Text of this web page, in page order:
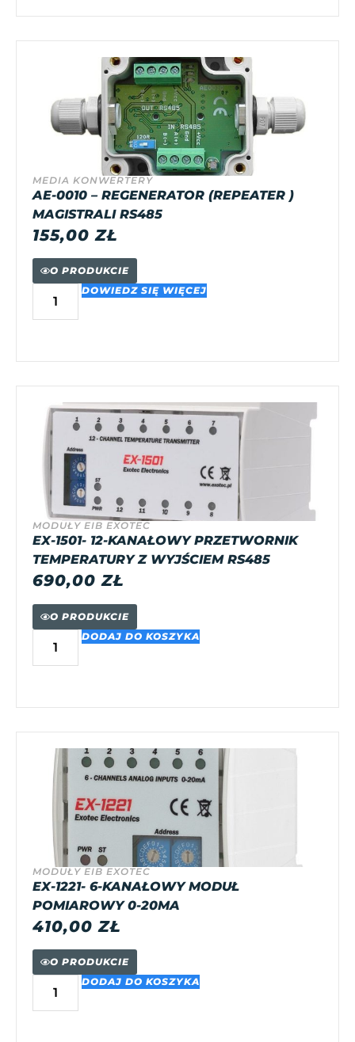
MEDIA KONWERTERY
AE-0010 – REGENERATOR (REPEATER )
MAGISTRALI RS485
155,00ZŁ
O PRODUKCIE
DOWIEDZ SIĘ WIĘCEJ
MODUŁY EIB EXOTEC
EX-1501- 12-KANAŁOWY PRZETWORNIK
TEMPERATURY Z WYJŚCIEM RS485
690,00ZŁ
O PRODUKCIE
DODAJ DO KOSZYKA
MODUŁY EIB EXOTEC
EX-1221- 6-KANAŁOWY MODUŁ
POMIAROWY 0-20MA
410,00ZŁ
O PRODUKCIE
DODAJ DO KOSZYKA